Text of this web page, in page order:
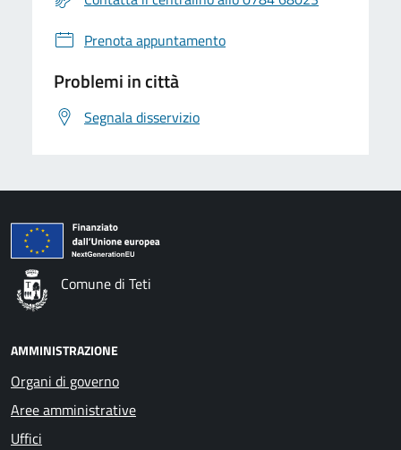
Prenota appuntamento
Problemi in città
Segnala disservizio
Comune di Teti
AMMINISTRAZIONE
Organi di governo
Aree amministrative
Uffici